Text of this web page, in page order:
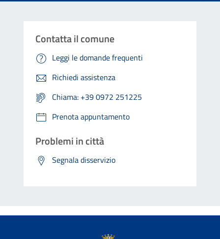
Contatta il comune
Leggi le domande frequenti
Richiedi assistenza
Chiama: +39 0972 251225
Prenota appuntamento
Problemi in città
Segnala disservizio